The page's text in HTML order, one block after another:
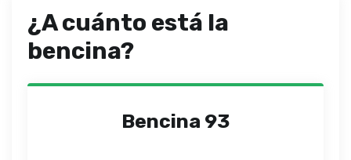
¿A cuánto está la
bencina?
Bencina 93